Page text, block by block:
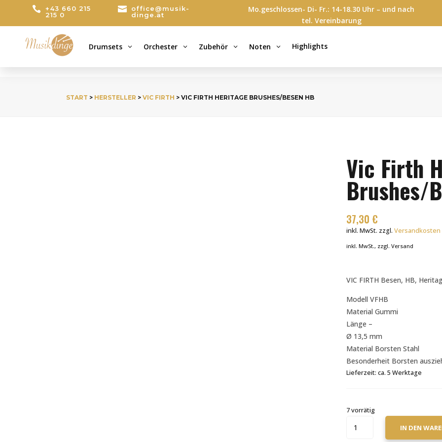
 +43 660 215
215 0

office@musik-
dinge.at
Mo.geschlossen- Di- Fr.: 14-18.30 Uhr – und nach
tel. Vereinbarung
Drumsets 3 Orchester 3 Zubehör 3 Noten 3 Highlights
START > HERSTELLER >VIC FIRTH > VIC FIRTH HERITAGE BRUSHES/BESEN HB
Vic Firth
Brushes/
37,30 €
inkl. MwSt. zzgl. Versandkosten
inkl. MwSt., zzgl. Versand
VIC FIRTH Besen, HB,
Modell VFHB
Material Gummi
Länge –
Ø 13,5 mm
Material Borsten Stahl
Besonderheit Borsten
Lieferzeit: ca. 5 Werktage
7 vorrätig
FIRTH
IN DEN